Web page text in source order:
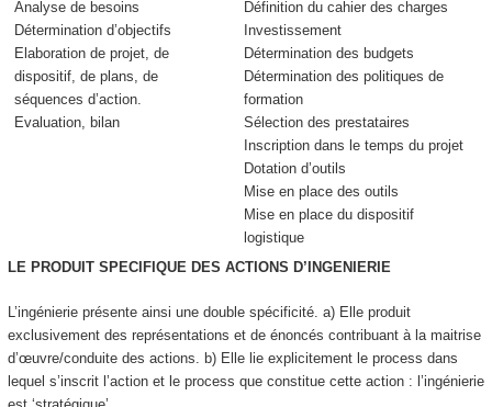
Analyse de besoins
Détermination d’objectifs
Elaboration de projet, de
dispositif, de plans, de
séquences d’action.
Evaluation, bilan
Définition du cahier des charges
Investissement
Détermination des budgets
Détermination des politiques de
formation
Sélection des prestataires
Inscription dans le temps du projet
Dotation d’outils
Mise en place des outils
Mise en place du dispositif
logistique
LE PRODUIT SPECIFIQUE DES ACTIONS D’INGENIERIE
L’ingénierie présente ainsi une double spécificité. a) Elle produit
exclusivement des représentations et de énoncés contribuant à la maitrise
d’œuvre/conduite des actions. b) Elle lie explicitement le process dans
lequel s’inscrit l’action et le process que constitue cette action : l’ingénierie